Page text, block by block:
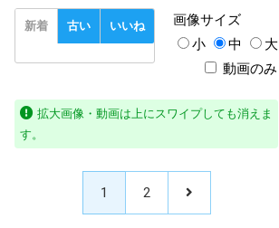
新着 古い いいね 画像サイズ
小
中
大
動画のみ
拡大画像・動画は上にスワイプしても消えま
す。
1 2